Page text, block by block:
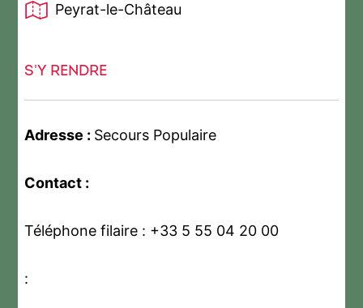
Peyrat-le-Château
S'Y RENDRE
Adresse : Secours Populaire
Contact :
Téléphone filaire : +33 5 55 04 20 00
: